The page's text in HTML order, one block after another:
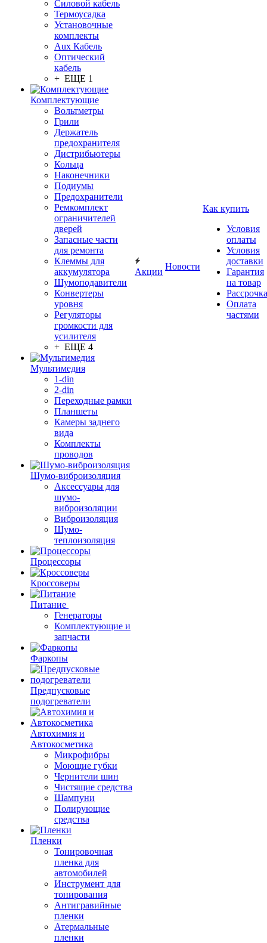
Силовой кабель
Термоусадка
Установочные
комплекты
Aux Кабель
Оптический
кабель
+ ЕЩЕ 1
Комплектующие
Вольтметры
Грили
Держатель
предохранителя
Дистрибьютеры
Кольца
Наконечники
Подиумы
Предохранители
Ремкомплект
ограничителей
дверей
Запасные части
для ремонта
Клеммы для
аккумулятора
Шумоподавители
Конвертеры
уровня
Регуляторы
громкости для
усилителя
+ ЕЩЕ 4
Мультимедия
1-din
2-din
Переходные рамки
Планшеты
Камеры заднего
вида
Комплекты
проводов
Шумо-виброизоляция
Аксессуары для
шумо-
виброизоляции
Виброизоляция
Шумо-
теплоизоляция
Процессоры
Кроссоверы
Питание
Генераторы
Комплектующие и
запчасти
Фаркопы
Предпусковые
подогреватели
Автохимия и
Автокосметика
Микрофибры
Моющие губки
Чернители шин
Чистящие средства
Шампуни
Полирующие
средства
Пленки
Тонировочная
пленка для
автомобилей
Инструмент для
тонирования
Антигравийные
пленки
Атермальные
пленки
Акции
Новости
Как купить
Условия
оплаты
Условия
доставки
Гарантия
на товар
Рассрочка
Оплата
частями